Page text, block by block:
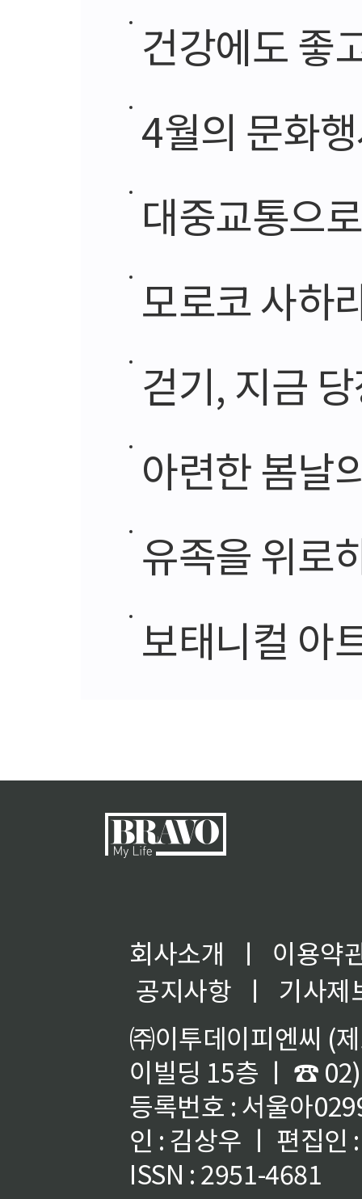
건강에도 좋
4월의 문화
대중교통으
모로코 사하라
걷기, 지금
아련한 봄날
유족을 위로
보태니컬 아
회사소개 ㅣ
이용약
공지사항
ㅣ
기사제
㈜이투데이피엔씨 (
이빌딩 15층 ㅣ ☎
등록번호 : 서울아
인 : 김상우 ㅣ 편집인
ISSN : 2951-4681